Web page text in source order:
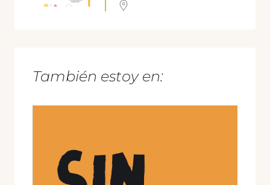
También estoy en: